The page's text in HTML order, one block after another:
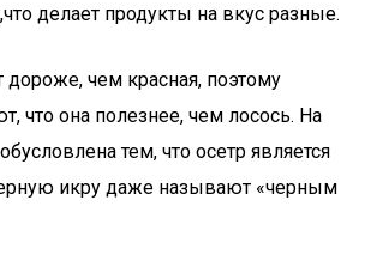
делает продукты на вкус разные.
дороже, чем красная, поэтому
что она полезнее, чем лосось. На
​​тем, что осетр является
икру даже называют «черным